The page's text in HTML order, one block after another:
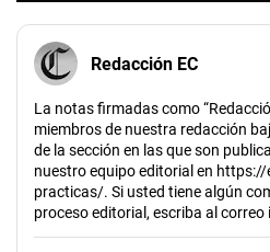
o
Redacción EC
La notas firmadas como
miembros de nuestra redacción
de la sección en las que son
nuestro equipo editorial en
practicas/. Si usted tiene algún
proceso editorial, escriba al